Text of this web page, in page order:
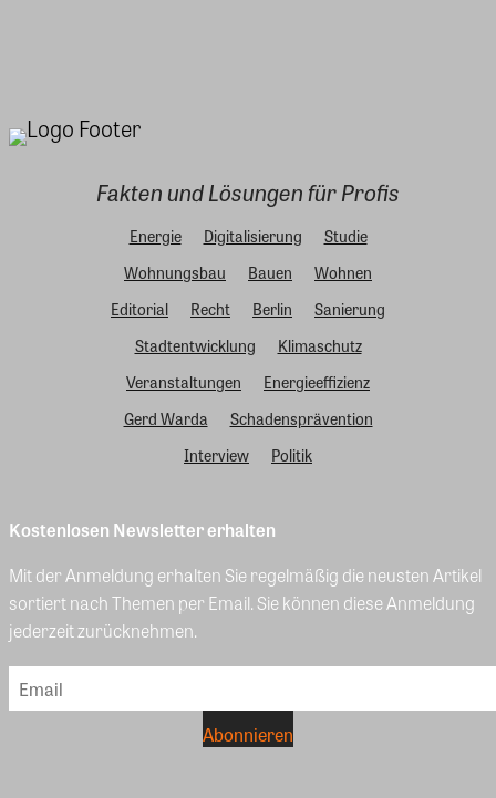
Fakten und Lösungen für Profis
Energie Digitalisierung
Studie
Wohnungsbau
Bauen
Wohnen
Editorial
Recht Berlin
Sanierung
Stadtentwicklung
Klimaschutz
Veranstaltungen
Energieeffizienz
Gerd Warda
Schadensprävention
Interview
Politik
Kostenlosen Newsletter erhalten
Mit der Anmeldung erhalten Sie regelmäßig die neusten Artikel
sortiert nach Themen per Email. Sie können diese Anmeldung
jederzeit zurücknehmen.